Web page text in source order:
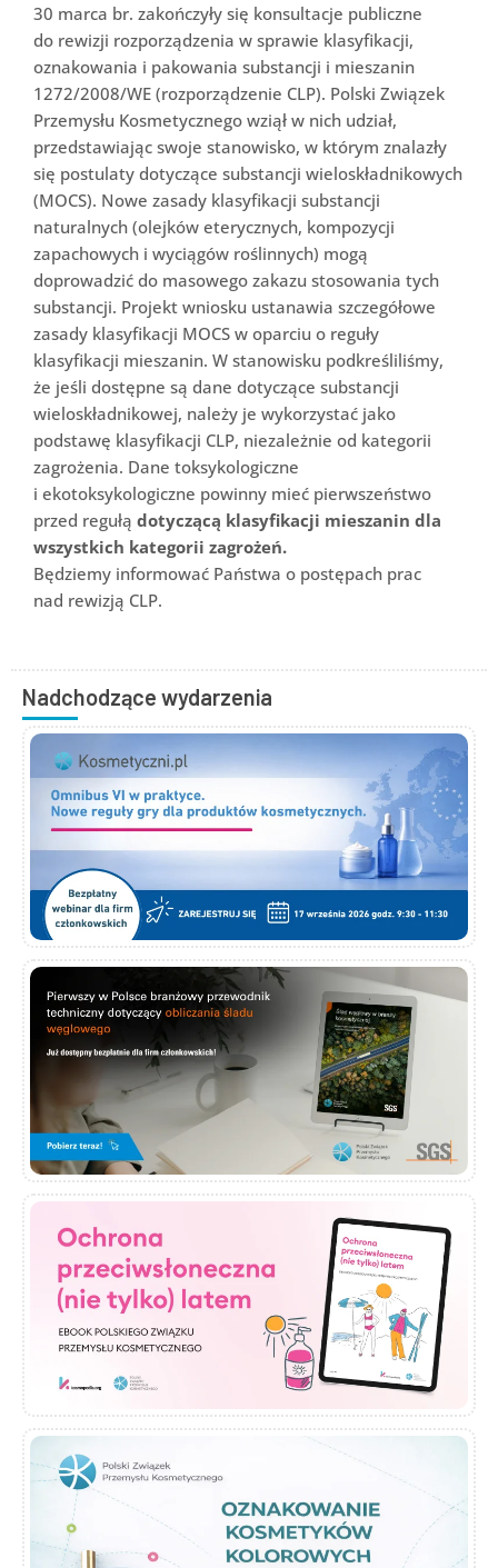
30 marca br. zakończyły się konsultacje publiczne
do rewizji rozporządzenia w sprawie klasyfikacji,
oznakowania i pakowania substancji i mieszanin
1272/2008/WE (rozporządzenie CLP). Polski Związek
Przemysłu Kosmetycznego wziął w nich udział,
przedstawiając swoje stanowisko, w którym znalazły
się postulaty dotyczące substancji wieloskładnikowych
(MOCS). Nowe zasady klasyfikacji substancji
naturalnych (olejków eterycznych, kompozycji
zapachowych i wyciągów roślinnych) mogą
doprowadzić do masowego zakazu stosowania tych
substancji. Projekt wniosku ustanawia szczegółowe
zasady klasyfikacji MOCS w oparciu o reguły
klasyfikacji mieszanin. W stanowisku podkreśliliśmy,
że jeśli dostępne są dane dotyczące substancji
wieloskładnikowej, należy je wykorzystać jako
podstawę klasyfikacji CLP, niezależnie od kategorii
zagrożenia. Dane toksykologiczne
i ekotoksykologiczne powinny mieć pierwszeństwo
przed regułą dotyczącą klasyfikacji mieszanin dla
wszystkich kategorii zagrożeń.
Będziemy informować Państwa o postępach prac
nad rewizją CLP.
Nadchodzące wydarzenia